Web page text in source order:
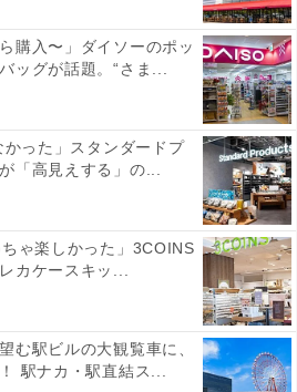
購入〜」ダイソーのポッ
ッグが話題。“さま...
かった」スタンダードプ
「高見えする」の...
ちゃ楽しかった」3COINS
カケースキッ...
む駅ビルの大観覧車に、
駅ナカ・駅直結ス...